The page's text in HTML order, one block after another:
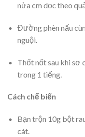
nửa cm dọc theo
Đường phèn nấu
nguội.
Thốt nốt sau khi sơ
trong 1 tiếng.
Cách chế biến
Bạn trộn 10g bột
cát.